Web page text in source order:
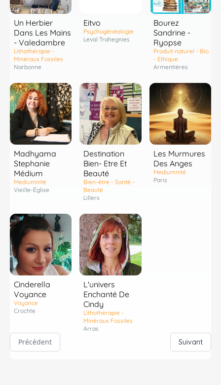
Un Herbier
Dans Les Mains
- Valedambre
Lithothérapie -
Minéraux Fossiles
Narbonne
Eitvo
Psychogénéalogie
Leval Trahegnies
Bourez
Sandrine -
Ryopse
Produit naturel - Bio
- Ethique
Armentières
Madhyama
Stephanie
Médium
Mediumnité
Vieille-Église
Destination
Bien- Etre Et
Beauté
Bien-être - Santé -
Beauté
Lillers
Les Murmures
Des Anges
Mediumnité
Paris
Cinderella
Voyance
Voyance
Crochte
L'univers
Enchanté De
Cindy
Lithothérapie -
Minéraux Fossiles
Arras
Précédent Suivant